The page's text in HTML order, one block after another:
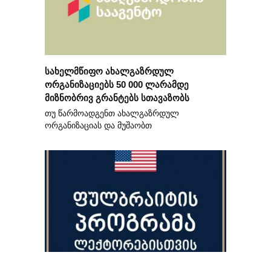
სახელმწიფო ახალგაზრდულ
ორგანიზაციებს 50 000 ლარამდე
მიზნობრივ გრანტებს სთავაზობს
თუ წარმოადგენთ ახალგაზრდულ
ორგანიზაციას და მუშაობთ